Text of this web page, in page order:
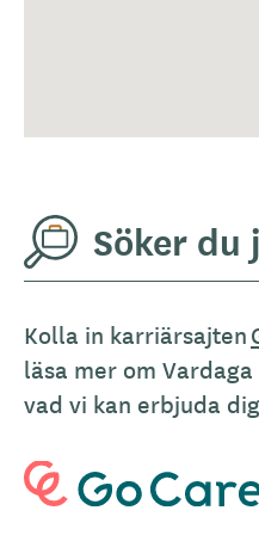
Söker du
Kolla in karriärsajten
läsa mer om
vad vi kan erbjuda